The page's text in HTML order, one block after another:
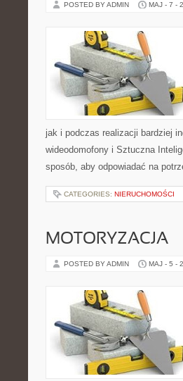
POSTED BY ADMIN MAJ - 7 -
jak i podczas realizacji bardziej
wideodomofony i Sztuczna
sposób, aby odpowiadać na
CATEGORIES: NIERUCHOMOŚCI
MOTORYZACJA
POSTED BY ADMIN MAJ - 5 -